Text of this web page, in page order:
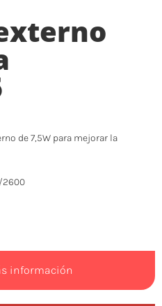
de 7,5W para mejorar la
2600
información